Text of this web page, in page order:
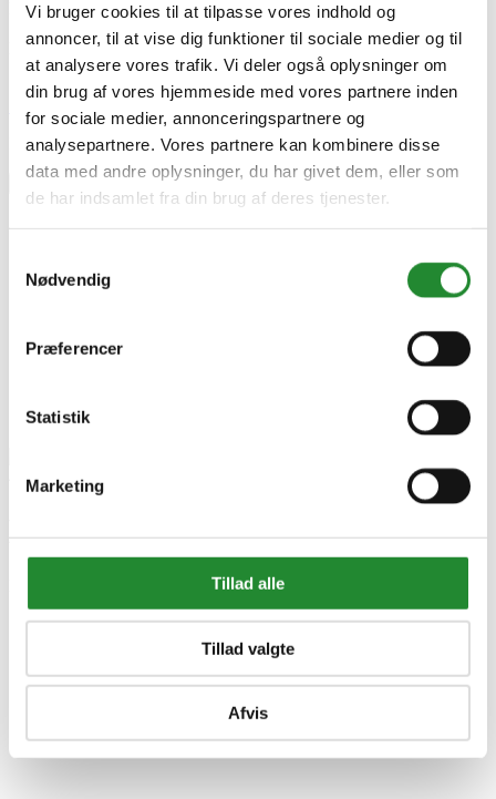
Vi bruger cookies til at tilpasse vores indhold og
annoncer, til at vise dig funktioner til sociale medier og til
at analysere vores trafik. Vi deler også oplysninger om
din brug af vores hjemmeside med vores partnere inden
for sociale medier, annonceringspartnere og
analysepartnere. Vores partnere kan kombinere disse
data med andre oplysninger, du har givet dem, eller som
de har indsamlet fra din brug af deres tjenester.
Nødvendig
Præferencer
Statistik
Marketing
Tillad alle
Tillad valgte
Afvis
EAN
4743329241636
EAN-13
4743329241636
Skriv produktanmeldelse
Ingen kundeanmeldelser for øjeblikket
Beograd - LEGESHELTER